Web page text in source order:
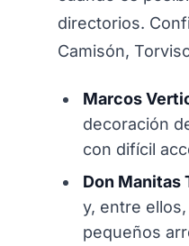
directorios.
Camisón,
Marcos
decoración
con difícil
Don Manitas
y, entre
pequeños